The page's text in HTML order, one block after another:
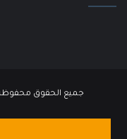
جميع الحقوق